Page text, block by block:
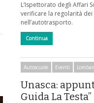
L’Ispettorato degli Affari
verificare la regolarità
nell’autotrasporto.
Continua
Autoscuole Eventi
Unasca:
Guida La Testa”